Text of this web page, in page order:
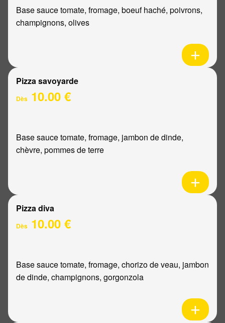
Base sauce tomate, fromage, boeuf haché, poivrons,
champignons, olives
Pizza savoyarde
Dès 10.00 €
Base sauce tomate, fromage, jambon de dinde,
chèvre, pommes de terre
Pizza diva
Dès 10.00 €
Base sauce tomate, fromage, chorizo de veau, jambon
de dinde, champignons, gorgonzola